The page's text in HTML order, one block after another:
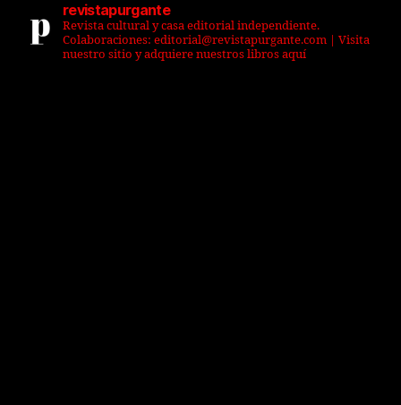
revistapurgante
Revista cultural y casa editorial independiente.
Colaboraciones: editorial@revistapurgante.com | Visita
nuestro sitio y adquiere nuestros libros aquí